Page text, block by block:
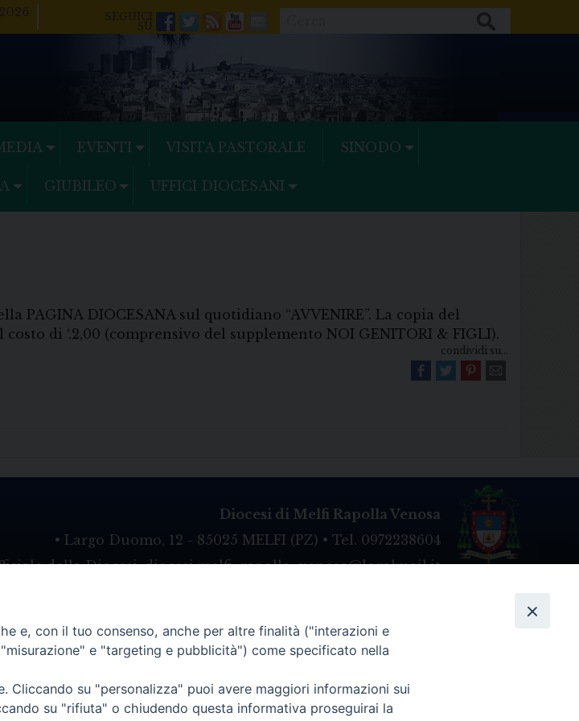
Facebook
Twitter
FeedsYoutube
Mail
EVENTI VISITA PASTORALE SINODO
GIUBILEO UFFICI DIOCESANI
PAGINA DIOCESANA sul quotidiano “AVVENIRE”. La copia del
di ‘.2,00 (comprensivo del supplemento NOI GENITORI & FIGLI).
condividi su...
Diocesi di Melfi Rapolla Venosa
• Largo Duomo, 12 - 85025 MELFI (PZ) • Tel. 0972238604
della Diocesi: diocesi.melfi_rapolla_venosa@legalmail.it
e, con il tuo consenso, anche per altre finalità ("interazioni e
e "targeting e pubblicità") come specificato nella
su "personalizza" puoi avere maggiori informazioni sui
su "rifiuta" o chiudendo questa informativa proseguirai la